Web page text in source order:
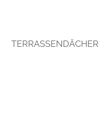
TERRASSENDÄCHER